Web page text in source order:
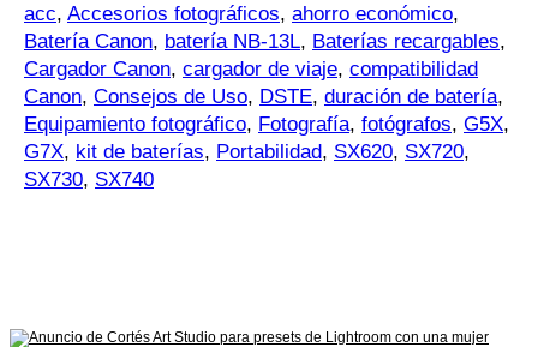
acc, Accesorios fotográficos, ahorro económico,
Batería Canon, batería NB-13L, Baterías recargables,
Cargador Canon, cargador de viaje, compatibilidad
Canon, Consejos de Uso, DSTE, duración de batería,
Equipamiento fotográfico, Fotografía, fotógrafos, G5X,
G7X, kit de baterías, Portabilidad, SX620, SX720,
SX730, SX740